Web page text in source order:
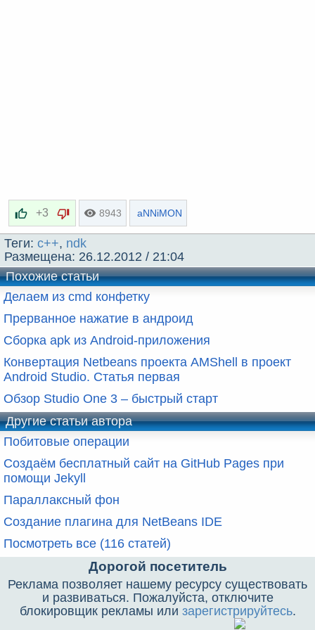
+3 8943 aNNiMON
Теги: c++, ndk
Размещена: 26.12.2012 / 21:04
Похожие статьи
Делаем из cmd конфетку
Прерванное нажатие в андроид
Сборка apk из Android-приложения
Конвертация Netbeans проекта AMShell в проект
Android Studio. Статья первая
Обзор Studio One 3 – быстрый старт
Другие статьи автора
Побитовые операции
Создаём бесплатный сайт на GitHub Pages при
помощи Jekyll
Параллаксный фон
Создание плагина для NetBeans IDE
Посмотреть все (116 статей)
Дорогой посетитель
Реклама позволяет нашему ресурсу существовать
и развиваться. Пожалуйста, отключите
блокировщик рекламы или зарегистрируйтесь.